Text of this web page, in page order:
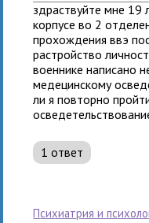
здраствуйте мне 19
корпусе во 2
прохождения ввэ
растройство
военнике написано
медецинскому
ли я повторно
1 ответ
психиатрия и